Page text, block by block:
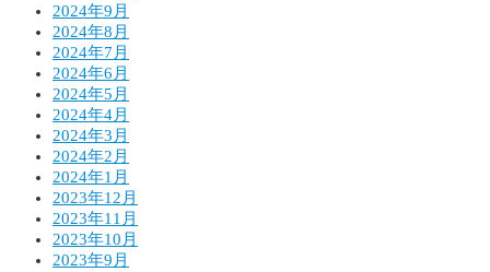
2024年9月
2024年8月
2024年7月
2024年6月
2024年5月
2024年4月
2024年3月
2024年2月
2024年1月
2023年12月
2023年11月
2023年10月
2023年9月